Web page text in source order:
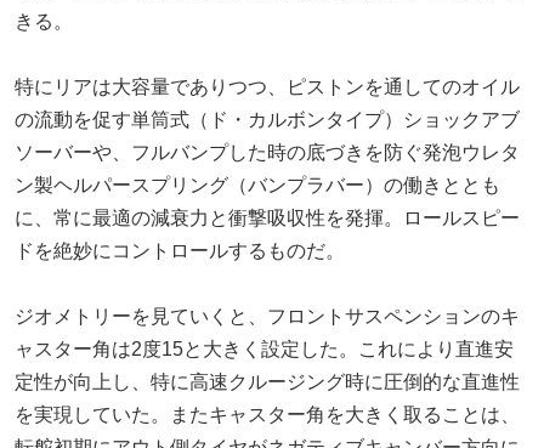
きる。
特にリアは大容量でありつつ、ピストンを通してのオイル
の流動を促す単筒式（ド・カルボンタイプ）ショックアブ
ソーバーや、フルバンプした時の底づきを防ぐ発泡ウレタ
ン製ヘルパースプリング（バンプラバー）の働きととも
に、常に最適の減衰力と衝撃吸収性を発揮。ロールスピー
ドを絶妙にコントロールするものだ。
ジオメトリーを見ていくと、フロントサスペンションのキ
ャスター角は2度15と大きく設定した。これにより直進安
定性が向上し、特に高速クルージング時に圧倒的な直進性
を実現していた。またキャスター角を大きく取ることは、